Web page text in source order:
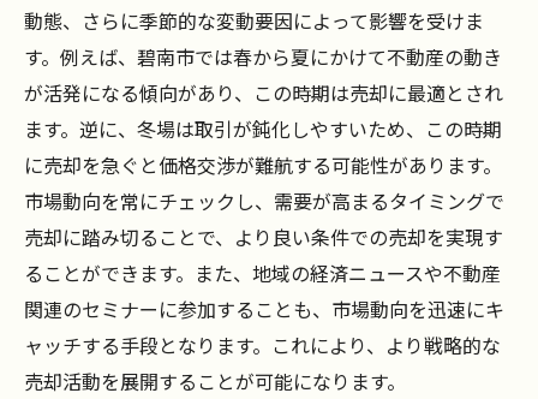
動態、さらに季節的な変動要因によって影響を受けま
す。例えば、碧南市では春から夏にかけて不動産の動き
が活発になる傾向があり、この時期は売却に最適とされ
ます。逆に、冬場は取引が鈍化しやすいため、この時期
に売却を急ぐと価格交渉が難航する可能性があります。
市場動向を常にチェックし、需要が高まるタイミングで
売却に踏み切ることで、より良い条件での売却を実現す
ることができます。また、地域の経済ニュースや不動産
関連のセミナーに参加することも、市場動向を迅速にキ
ャッチする手段となります。これにより、より戦略的な
売却活動を展開することが可能になります。